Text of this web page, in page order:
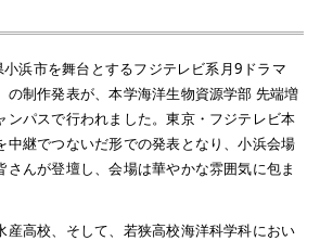
浜市を舞台とするフジテレビ系月9ドラマ
の制作発表が、本学海洋生物資源学部 先端増
ンパスで行われました。東京・フジテレビ本
中継でつないだ形での発表となり、小浜会場
さんが登壇し、会場は華やかな雰囲気に包ま
高校、そして、 若狭高校海洋科学科におい